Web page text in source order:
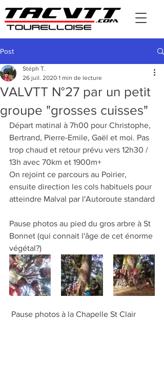
Post
VALVTT N°27 par un petit
groupe "grosses cuisses"
Stéph T.
26 juil. 2020 1 min de lecture
Départ matinal à 7h00 pour Christophe,
Bertrand, Pierre-Emile, Gaël et moi. Pas
trop chaud et retour prévu vers 12h30 /
13h avec 70km et 1900m+
On rejoint ce parcours au Poirier,
ensuite direction les cols habituels pour
atteindre Malval par l'Autoroute standard
Pause photos au pied du gros arbre à St
Bonnet (qui connait l'âge de cet énorme
végétal?)
Pause photos à la Chapelle St Clair